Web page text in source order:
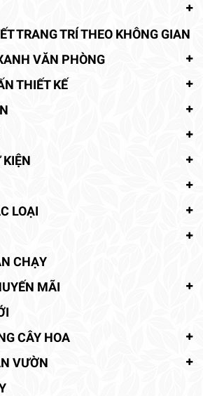
TRANG TRÍ THEO KHÔNG GIAN
VĂN PHÒNG
THIẾT KẾ
LOẠI
CHẠY
MÃI
CÂY HOA
VƯỜN